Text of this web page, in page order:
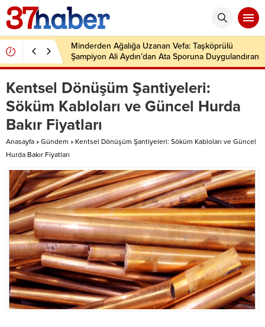
Minderden Ağalığa Uzanan Vefa: Taşköprülü
Şampiyon Ali Aydın’dan Ata Sporuna Duygulandıran
Dönüş
Kentsel Dönüşüm Şantiyeleri:
Söküm Kabloları ve Güncel Hurda
Bakır Fiyatları
Anasayfa » Gündem » Kentsel Dönüşüm Şantiyeleri: Söküm Kabloları ve Güncel
Hurda Bakır Fiyatları